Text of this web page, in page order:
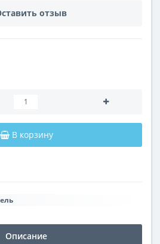
отзыв
В корзину
Описание